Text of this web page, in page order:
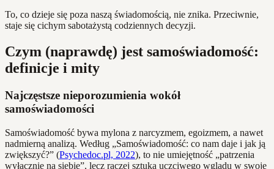
To, co dzieje się poza naszą świadomością, nie znika. Przeciwnie,
staje się cichym sabotażystą codziennych decyzji.
Czym (naprawdę) jest samoświadomość:
definicje i mity
Najczęstsze nieporozumienia wokół
samoświadomości
Samoświadomość bywa mylona z narcyzmem, egoizmem, a nawet
nadmierną analizą. Według „Samoświadomość: co nam daje i jak ją
zwiększyć?” (Psychedoc.pl, 2022), to nie umiejętność „patrzenia
wyłącznie na siebie”, lecz raczej sztuka uczciwego wglądu w swoje